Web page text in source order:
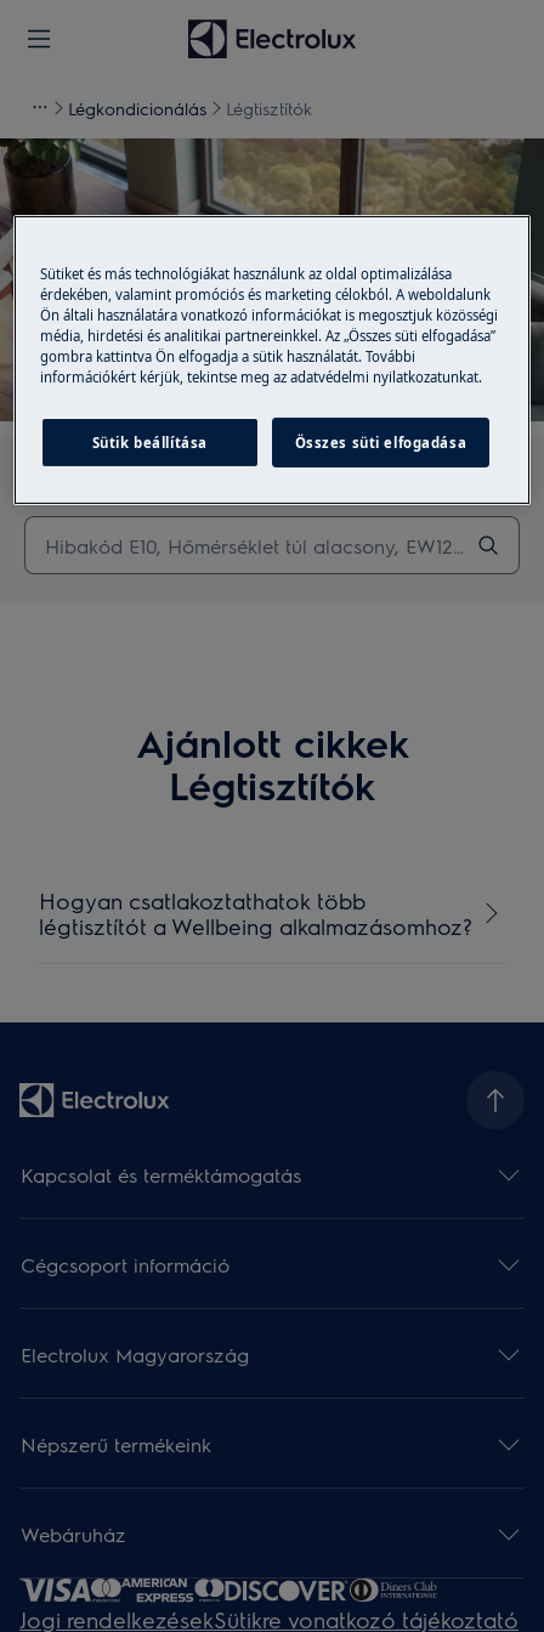
Légkondicionálás Légtisztítók
Támogatás a Légtisztítók
Ajánlott cikkek
Légtisztítók
Hogyan csatlakoztathatok több
légtisztítót a Wellbeing alkalmazásomhoz?
Kapcsolat és terméktámogatás
Cégcsoport információ
Electrolux Magyarország
Népszerű termékeink
Webáruház​
Jogi rendelkezésekSütikre vonatkozó tájékoztató
Sütiket és más technológiákat használunk az oldal optimalizálása
érdekében, valamint promóciós és marketing célokból. A weboldalunk
Ön általi használatára vonatkozó információkat is megosztjuk közösségi
média, hirdetési és analitikai partnereinkkel. Az „Összes süti elfogadása”
gombra kattintva Ön elfogadja a sütik használatát. További
információkért kérjük, tekintse meg az adatvédelmi nyilatkozatunkat.
Sütik beállítása Összes süti elfogadása